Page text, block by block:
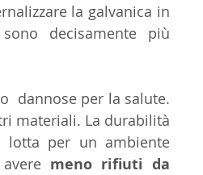
la galvanica in
decisamente più
dannose per la salute.
materiali. La durabilità
lotta per un ambiente
meno rifiuti da